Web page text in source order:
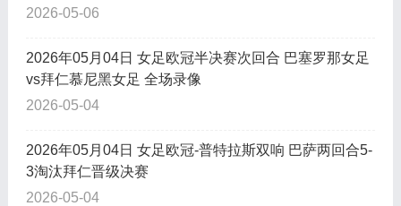
2026-05-06
2026年05月04日 女足欧冠半决赛次回合 巴塞罗那女足
vs拜仁慕尼黑女足 全场录像
2026-05-04
2026年05月04日 女足欧冠-普特拉斯双响 巴萨两回合5-
3淘汰拜仁晋级决赛
2026-05-04